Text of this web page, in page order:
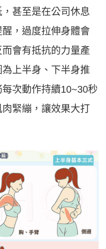
甚至是在公司休息
，過度拉伸身體會
會有抵抗的力量產
上半身、下半身推
次動作持續10~30秒
緊繃，讓效果大打